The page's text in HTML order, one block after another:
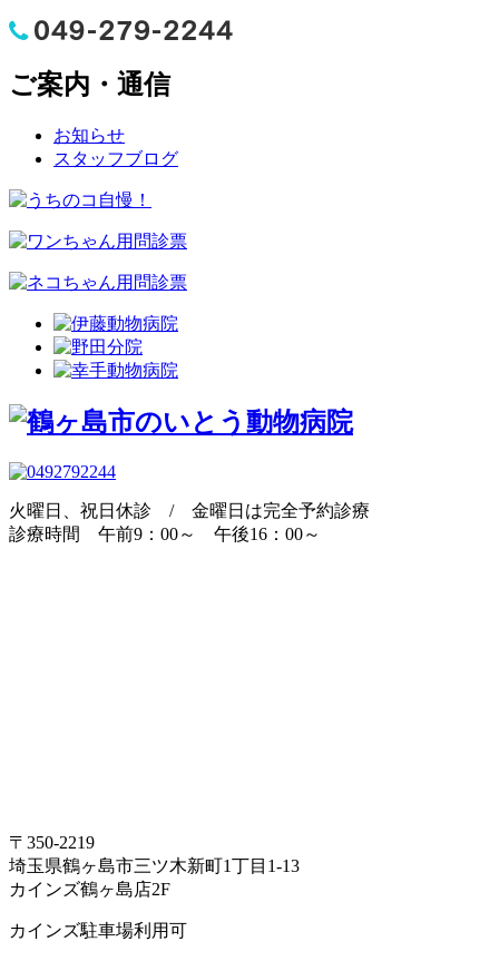
ご案内・通信
お知らせ
スタッフブログ
火曜日、祝日休診 / 金曜日は完全予約診療
診療時間 午前9：00～ 午後16：00～
〒350-2219
埼玉県鶴ヶ島市三ツ木新町1丁目1-13
カインズ鶴ヶ島店2F
カインズ駐車場利用可